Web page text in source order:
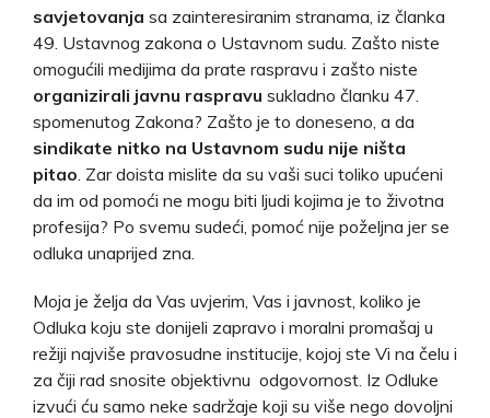
savjetovanja sa zainteresiranim stranama, iz članka
49. Ustavnog zakona o Ustavnom sudu. Zašto niste
omogućili medijima da prate raspravu i zašto niste
organizirali javnu raspravu sukladno članku 47.
spomenutog Zakona? Zašto je to doneseno, a da
sindikate nitko na Ustavnom sudu nije ništa
pitao . Zar doista mislite da su vaši suci toliko upućeni
da im od pomoći ne mogu biti ljudi kojima je to životna
profesija? Po svemu sudeći, pomoć nije poželjna jer se
odluka unaprijed zna.
Moja je želja da Vas uvjerim, Vas i javnost, koliko je
Odluka koju ste donijeli zapravo i moralni promašaj u
režiji najviše pravosudne institucije, kojoj ste Vi na čelu i
za čiji rad snosite objektivnu odgovornost. Iz Odluke
izvući ću samo neke sadržaje koji su više nego dovoljni